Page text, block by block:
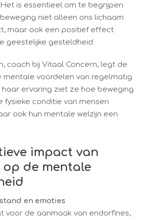
is essentieel om te begrijpen
niet alleen ons lichaam
maar ook een positief effect
geestelijke gesteldheid.
coach bij Vitaal Concern, legt de
mentale voordelen van regelmatig
ervaring ziet ze hoe beweging
fysieke conditie van mensen
ook hun mentale welzijn een
impact van
de mentale
en emoties
voor de aanmaak van endorfines,